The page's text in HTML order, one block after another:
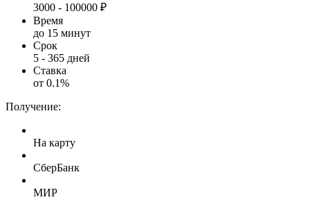
3000 - 100000 ₽
Время
до 15 минут
Срок
5 - 365 дней
Ставка
от 0.1%
Получение:
На карту
СберБанк
МИР